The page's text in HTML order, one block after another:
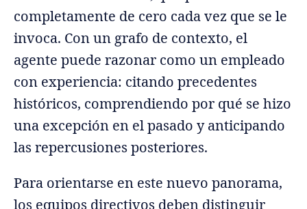
completamente de cero cada vez que se le
invoca. Con un grafo de contexto, el
agente puede razonar como un empleado
con experiencia: citando precedentes
históricos, comprendiendo por qué se hizo
una excepción en el pasado y anticipando
las repercusiones posteriores.
Para orientarse en este nuevo panorama,
los equipos directivos deben distinguir